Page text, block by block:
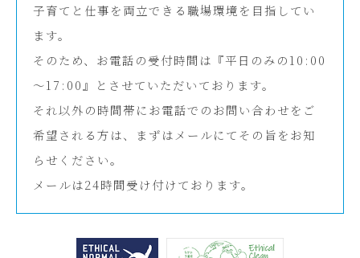
子育てと仕事を両立できる職場環境を目指してい
ます。
そのため、お電話の受付時間は『平日のみの10:00
～17:00』とさせていただいております。
それ以外の時間帯にお電話でのお問い合わせをご
希望される方は、まずはメールにてその旨をお知
らせください。
メールは24時間受け付けております。